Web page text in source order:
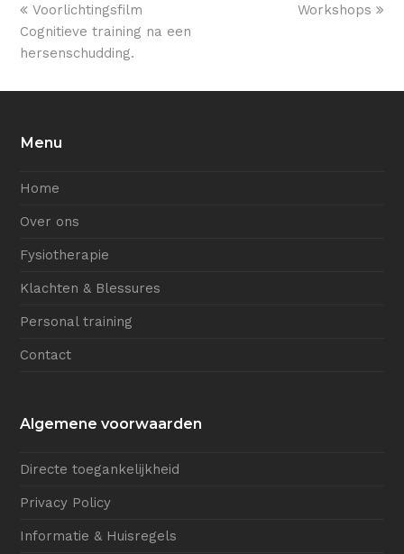
previous
post:
Voorlichtingsfilm
Cognitieve training na een
hersenschudding.
next
Workshops
Menu
Home
Over ons
Fysiotherapie
Klachten & Blessures
Personal training
Contact
Algemene voorwaarden
Directe toegankelijkheid
Privacy Policy
Informatie & Huisregels